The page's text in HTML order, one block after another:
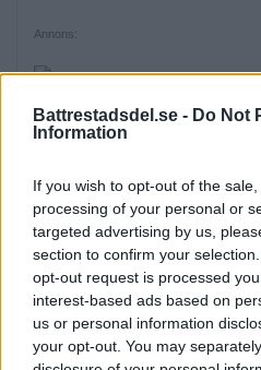
Battrestadsdel.se - Do Not
Information
If you wish to opt-out of the
processing of your personal or
targeted advertising by us,
section to confirm your
opt-out request is processed
interest-based ads based on
us or personal information
your opt-out. You may
Annons:
På onsdagskvällen
i en […]
Alice, 17, sätter